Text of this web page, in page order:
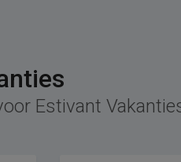
Estivant